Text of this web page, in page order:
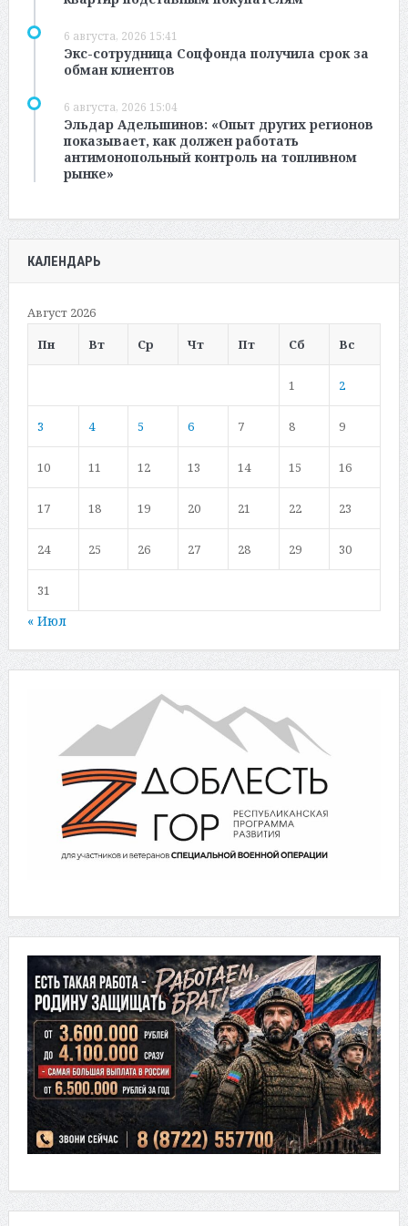
6 августа, 2026 15:41
Экс-сотрудница Соцфонда получила срок за
обман клиентов
6 августа, 2026 15:04
Эльдар Адельшинов: «Опыт других регионов
показывает, как должен работать
антимонопольный контроль на топливном
рынке»
КАЛЕНДАРЬ
Август 2026
Пн
Вт Ср Чт Пт Сб Вс
1 2
3 4 5 6 7 8 9
10 11 12 13 14 15 16
17 18 19 20 21 22 23
24 25 26 27 28 29 30
31
« Июл